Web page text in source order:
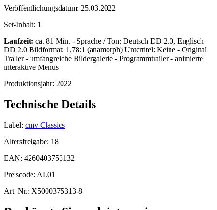
Veröffentlichungsdatum: 25.03.2022
Set-Inhalt: 1
Laufzeit: ca. 81 Min. - Sprache / Ton: Deutsch DD 2.0, Englisch
DD 2.0 Bildformat: 1,78:1 (anamorph) Untertitel: Keine - Original
Trailer - umfangreiche Bildergalerie - Programmtrailer - animierte
interaktive Menüs
Produktionsjahr: 2022
Technische Details
Label: cmv Classics
Altersfreigabe: 18
EAN: 4260403753132
Preiscode: AL01
Art. Nr.: X5000375313-8